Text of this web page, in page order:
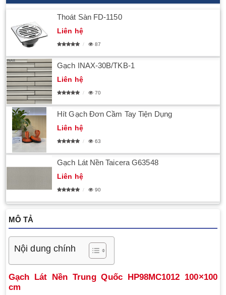
Thoát Sàn FD-1150
Liên hệ
87
Gạch INAX-30B/TKB-1
Liên hệ
70
Hít Gạch Đơn Cầm Tay Tiện Dụng
Liên hệ
63
Gạch Lát Nền Taicera G63548
Liên hệ
90
MÔ TẢ
Nội dung chính
Gạch Lát Nền Trung Quốc HP98MC1012 100×100
cm